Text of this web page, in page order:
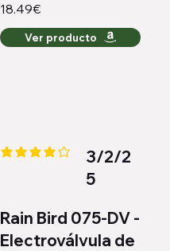
18.49€
Ver producto
la calificación promedio es 4 de
3/2/2
5
Rain Bird 075-DV -
Electroválvula de